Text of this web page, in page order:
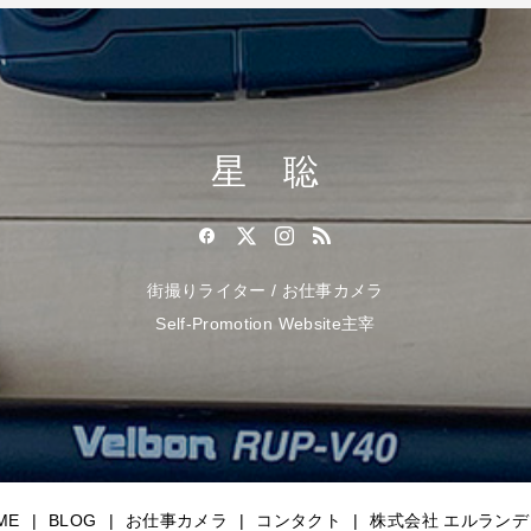
星 聡
街撮りライター / お仕事カメラ
Self-Promotion Website主宰
BLOG お仕事カメラ コンタクト 株式会社 エルラン